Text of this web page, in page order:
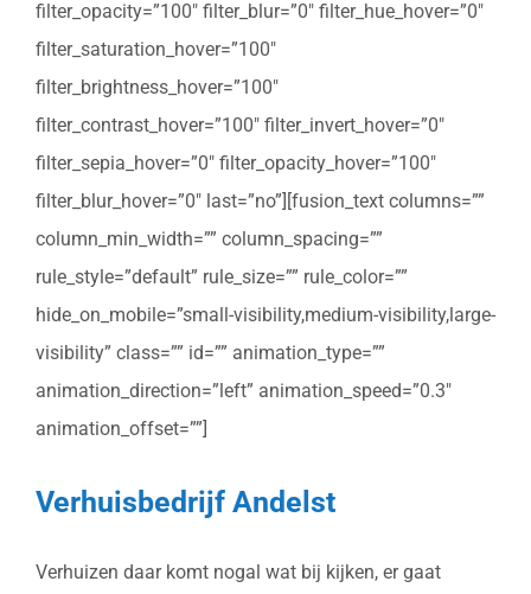
filter_opacity=”100″ filter_blur=”0″ filter_hue_hover=”0″
filter_saturation_hover=”100″
filter_brightness_hover=”100″
filter_contrast_hover=”100″ filter_invert_hover=”0″
filter_sepia_hover=”0″ filter_opacity_hover=”100″
filter_blur_hover=”0″ last=”no”][fusion_text columns=””
column_min_width=”” column_spacing=””
rule_style=”default” rule_size=”” rule_color=””
hide_on_mobile=”small-visibility,medium-visibility,large-
visibility” class=”” id=”” animation_type=””
animation_direction=”left” animation_speed=”0.3″
animation_offset=””]
Verhuisbedrijf Andelst
Verhuizen daar komt nogal wat bij kijken, er gaat